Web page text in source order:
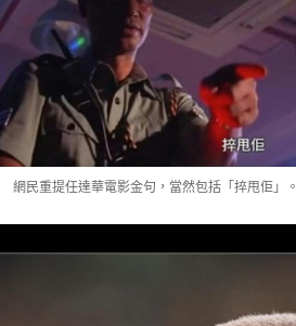
網民重提任達華電影金句，當然包括「捽甩佢」。